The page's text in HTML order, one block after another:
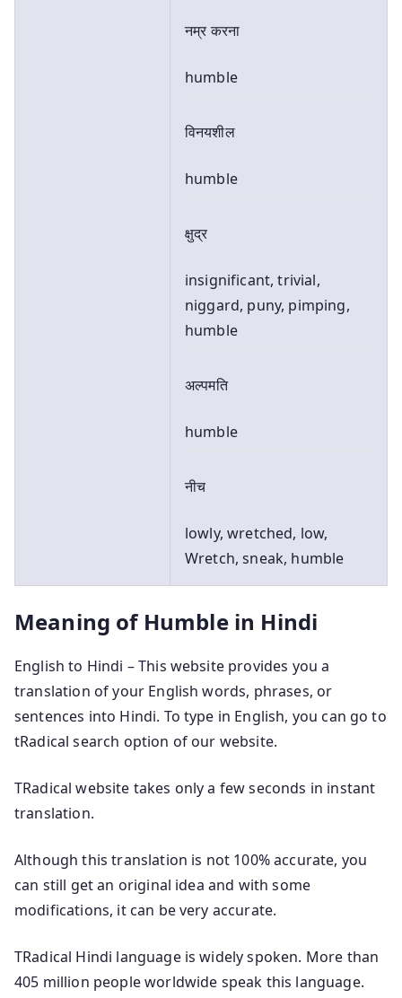
नम्र करना
humble
विनयशील
humble
क्षुद्र
insignificant, trivial,
niggard, puny, pimping,
humble
अल्पमति
humble
नीच
lowly, wretched, low,
Wretch, sneak, humble
Meaning of Humble in Hindi
English to Hindi – This website provides you a
translation of your English words, phrases, or
sentences into Hindi. To type in English, you can go to
tRadical search option of our website.
TRadical website takes only a few seconds in instant
translation.
Although this translation is not 100% accurate, you
can still get an original idea and with some
modifications, it can be very accurate.
TRadical Hindi language is widely spoken. More than
405 million people worldwide speak this language.